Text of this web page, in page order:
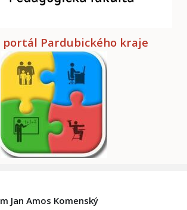
portál Pardubického kraje
Jan Amos Komenský